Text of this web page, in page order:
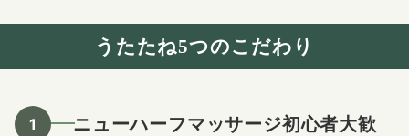
うたたね5つのこだわり
ニューハーフマッサージ初心者大歓